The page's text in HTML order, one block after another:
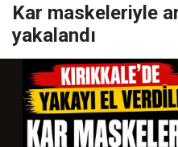
Kar maskeleriyle
yakalandı